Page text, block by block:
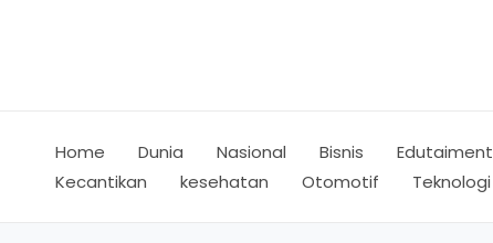
Home Dunia Nasional Bisnis Edutaiment
Kecantikan
kesehatan Otomotif Teknologi